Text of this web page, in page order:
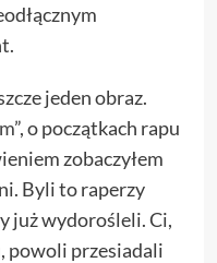
jeden obraz.
”, o początkach rapu
zobaczyłem
Byli to raperzy
już wydorośleli. Ci,
powoli przesiadali